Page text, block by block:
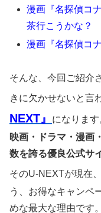
漫画『名探偵コ
茶行こうかな？
漫画『名探偵コ
そんな、今回ご紹介
きに欠かせないと言
NEXT』
になります
映画・ドラマ・漫画
数を誇る優良公式サ
そのU-NEXTが現在、
う、お得なキャンペ
めな最大な理由です。